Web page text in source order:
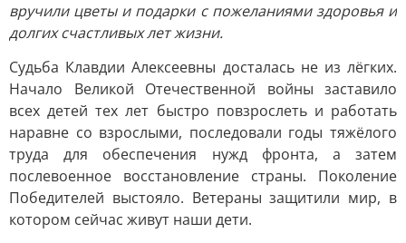
вручили цветы и подарки с пожеланиями здоровья и
долгих счастливых лет жизни.
Судьба Клавдии Алексеевны досталась не из лёгких.
Начало Великой Отечественной войны заставило
всех детей тех лет быстро повзрослеть и работать
наравне со взрослыми, последовали годы тяжёлого
труда для обеспечения нужд фронта, а затем
послевоенное восстановление страны. Поколение
Победителей выстояло. Ветераны защитили мир, в
котором сейчас живут наши дети.